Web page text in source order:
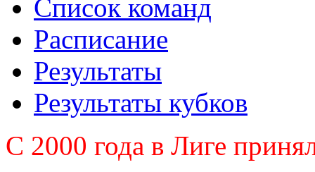
Список команд
Расписание
Результаты
Результаты кубков
C 2000 года в Лиге